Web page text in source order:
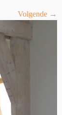
Volgende →